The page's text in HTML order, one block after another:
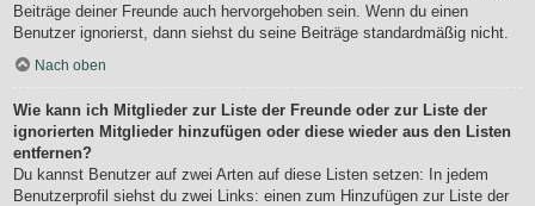
Beiträge deiner Freunde auch hervorgehoben sein. Wenn du einen
Benutzer ignorierst, dann siehst du seine Beiträge standardmäßig nicht.
Nach oben
Wie kann ich Mitglieder zur Liste der Freunde oder zur Liste der
ignorierten Mitglieder hinzufügen oder diese wieder aus den Listen
entfernen?
Du kannst Benutzer auf zwei Arten auf diese Listen setzen: In jedem
Benutzerprofil siehst du zwei Links: einen zum Hinzufügen zur Liste der